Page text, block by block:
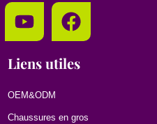
Liens utiles
OEM&ODM
Chaussures en gros